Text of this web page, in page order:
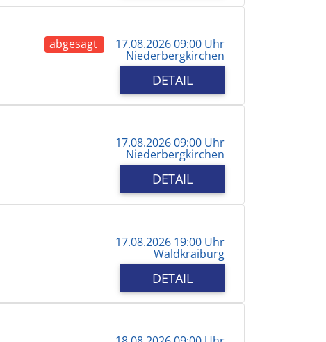
abgesagt 17.08.2026 09:00 Uhr
Niederbergkirchen
DETAIL
17.08.2026 09:00 Uhr
Niederbergkirchen
DETAIL
17.08.2026 19:00 Uhr
Waldkraiburg
DETAIL